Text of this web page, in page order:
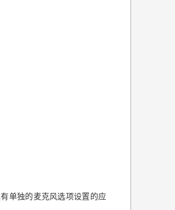
单独的麦克风选项设置的应